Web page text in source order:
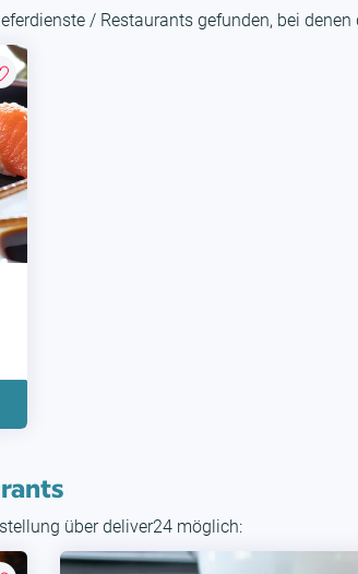
/ Restaurants gefunden, bei
über deliver24 möglich: